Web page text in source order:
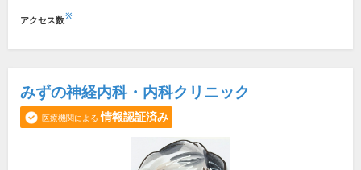
アクセス数※
みずの神経内科・内科クリニック
医療機関による 情報認証済み